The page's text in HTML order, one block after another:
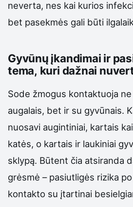
neverta, nes kai kurios
bet pasekmės gali būti
Gyvūnų įkandimai ir
tema, kuri dažnai
Sode žmogus kontaktuoja
augalais, bet ir su gyvūnais.
nuosavi augintiniai, kartais
katės, o kartais ir laukiniai
sklypą. Būtent čia atsiranda
grėsmė – pasiutligės rizika
kontakto su įtartinai